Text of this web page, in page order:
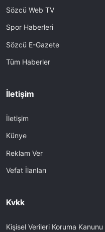
Sözcü Web TV
Spor Haberleri
Sözcü E-Gazete
Tüm Haberler
İletişim
İletişim
Künye
Reklam Ver
Vefat İlanları
Kvkk
Kişisel Verileri Koruma Kanunu